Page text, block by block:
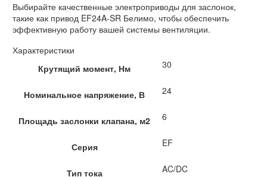
Выбирайте качественные электроприводы для заслонок,
такие как привод EF24A-SR Белимо, чтобы обеспечить
эффективную работу вашей системы вентиляции.
Характеристики
Крутящий момент, Нм
30
Номинальное напряжение, В 24
Площадь заслонки клапана, м2 6
Серия EF
Тип тока AC/DC